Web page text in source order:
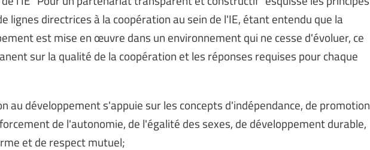
lignes directrices à la coopération au sein de l'IE, étant entendu que la
est mise en œuvre dans un environnement qui ne cesse d'évoluer, ce
sur la qualité de la coopération et les réponses requises pour chaque
au développement s'appuie sur les concepts d'indépendance, de promotion
de l'autonomie, de l'égalité des sexes, de développement durable,
et de respect mutuel;